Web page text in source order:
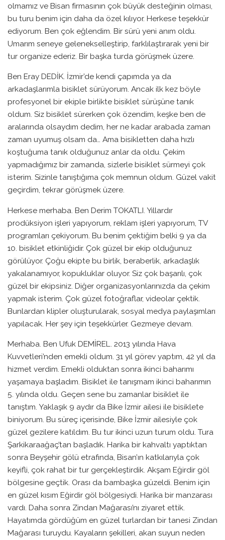
olmamız ve Bisan firmasının çok büyük desteğinin olması,
bu turu benim için daha da özel kılıyor. Herkese teşekkür
ediyorum. Ben çok eğlendim. Bir sürü yeni anım oldu.
Umarım seneye gelenekselleştirip, farklılaştırarak yeni bir
tur organize ederiz. Bir başka turda görüşmek üzere.
Ben Eray DEDİK. İzmir’de kendi çapımda ya da
arkadaşlarımla bisiklet sürüyorum. Ancak ilk kez böyle
profesyonel bir ekiple birlikte bisiklet sürüşüne tanık
oldum. Siz bisiklet sürerken çok özendim, keşke ben de
aralarında olsaydım dedim, her ne kadar arabada zaman
zaman uyumuş olsam da… Ama bisikletten daha hızlı
koştuğuma tanık olduğunuz anlar da oldu. Çekim
yapmadığımız bir zamanda, sizlerle bisiklet sürmeyi çok
isterim. Sizinle tanıştığıma çok memnun oldum. Güzel vakit
geçirdim, tekrar görüşmek üzere.
Herkese merhaba. Ben Derim TOKATLI. Yıllardır
prodüksiyon işleri yapıyorum, reklam işleri yapıyorum, TV
programları çekiyorum. Bu benim çektiğim belki 9 ya da
10. bisiklet etkinliğidir. Çok güzel bir ekip olduğunuz
görülüyor. Çoğu ekipte bu birlik, beraberlik, arkadaşlık
yakalanamıyor, kopukluklar oluyor. Siz çok başarılı, çok
güzel bir ekipsiniz. Diğer organizasyonlarınızda da çekim
yapmak isterim. Çok güzel fotoğraflar, videolar çektik.
Bunlardan klipler oluşturularak, sosyal medya paylaşımları
yapılacak. Her şey için teşekkürler. Gezmeye devam.
Merhaba. Ben Ufuk DEMİREL. 2013 yılında Hava
Kuvvetleri’nden emekli oldum. 31 yıl görev yaptım, 42 yıl da
hizmet verdim. Emekli olduktan sonra ikinci baharımı
yaşamaya başladım. Bisiklet ile tanışmam ikinci baharımın
5. yılında oldu. Geçen sene bu zamanlar bisiklet ile
tanıştım. Yaklaşık 9 aydır da Bike İzmir ailesi ile bisiklete
biniyorum. Bu süreç içerisinde, Bike İzmir ailesiyle çok
güzel gezilere katıldım. Bu tur ikinci uzun turum oldu. Tura
Şarkikaraağaç’tan başladık. Harika bir kahvaltı yaptıktan
sonra Beyşehir gölü etrafında, Bisan’ın katkılarıyla çok
keyifli, çok rahat bir tur gerçekleştirdik. Akşam Eğirdir göl
bölgesine geçtik. Orası da bambaşka güzeldi. Benim için
en güzel kısım Eğirdir göl bölgesiydi. Harika bir manzarası
vardı. Daha sonra Zindan Mağarası’nı ziyaret ettik.
Hayatımda gördüğüm en güzel turlardan bir tanesi Zindan
Mağarası turuydu. Kayaların şekilleri, akan suyun neden